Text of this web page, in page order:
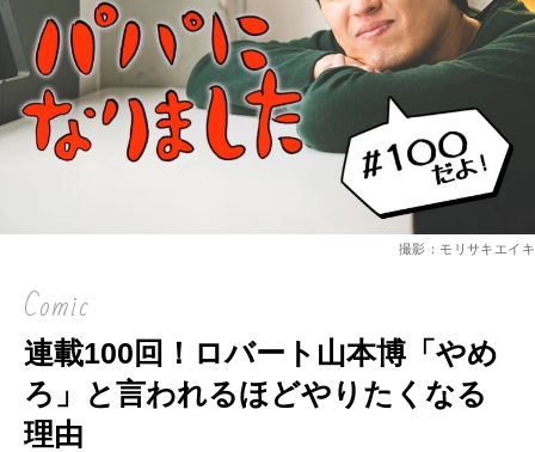
撮影：モリサキエイキ
Comic
連載100回！ロバート山本博「やめ
ろ」と言われるほどやりたくなる
理由